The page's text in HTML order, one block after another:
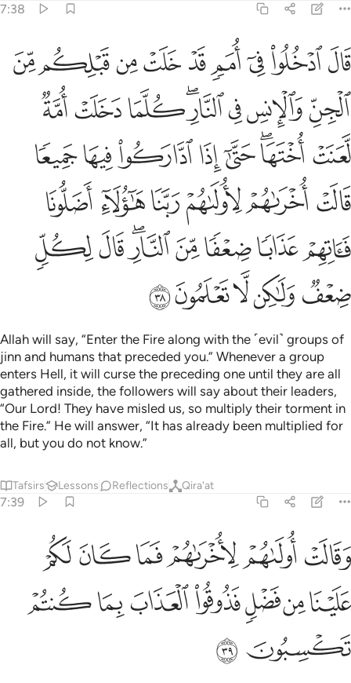
7:38
قال ادخلوا في امم قد خلت من قبلكم من الجن والانس في النار كلما
قَالَ ٱدْخُلُوا۟ فِىٓ أُمَمٍۢ قَدْ خَلَتْ مِن قَبْلِكُم مِّنَ ٱلْجِنِّ وَٱلْإِنسِ فِى
ﱁﱂﱃﱄﱅﱆﱇﱈﱉ
ﱊﱋﱌﱍﱎﱏﱐﱑ
ﱒﱓﱔﱕﱖﱗﱘﱙ
ﱚﱛﱜﱝﱞﱟ
ﱠﱡﱢﱣﱤﱥﱦﱧ
ﱨﱩﱪﱫﱬ
Allah will say, “Enter the Fire along with the ˹evil˺ groups of
jinn and humans that preceded you.” Whenever a group
enters Hell, it will curse the preceding one until they are all
gathered inside, the followers will say about their leaders,
“Our Lord! They have misled us, so multiply their torment in
the Fire.” He will answer, “It has already been multiplied for
all, but you do not know.”
Tafsirs Lessons Reflections Qira'at
7:39
وقالت اولاهم لاخراهم فما كان لكم علينا من فضل فذوقوا العذاب بما
وَقَالَتْ أُولَىٰهُمْ لِأُخْرَىٰهُمْ فَمَا كَانَ لَكُمْ عَلَيْنَا مِن فَضْلٍۢ فَذُوقُوا۟ ٱلْعَذَابَ
ﱭﱮﱯﱰﱱﱲ
ﱳﱴﱵﱶﱷﱸﱹ
ﱺﱻ